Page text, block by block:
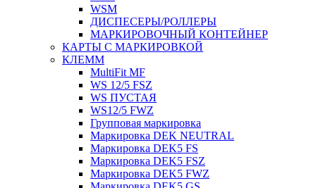
WSM
ДИСПЕСЕРЫ/РОЛЛЕРЫ
МАРКИРОВОЧНЫЙ КОНТЕЙНЕР
КАРТЫ С МАРКИРОВКОЙ
КЛЕММ
MultiFit MF
WS 12/5 FSZ
WS ПУСТАЯ
WS12/5 FWZ
Групповая маркировка
Маркировка DEK NEUTRAL
Маркировка DEK5 FS
Маркировка DEK5 FSZ
Маркировка DEK5 FWZ